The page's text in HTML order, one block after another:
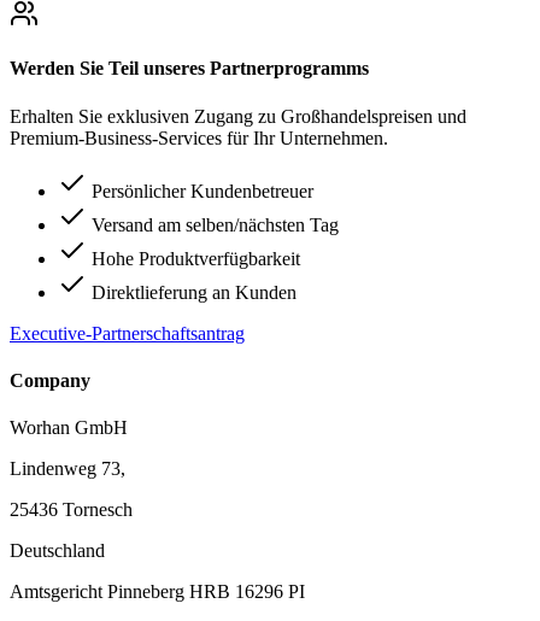
Werden Sie Teil unseres Partnerprogramms
Erhalten Sie exklusiven Zugang zu Großhandelspreisen und
Premium-Business-Services für Ihr Unternehmen.
Persönlicher Kundenbetreuer
Versand am selben/nächsten Tag
Hohe Produktverfügbarkeit
Direktlieferung an Kunden
Executive-Partnerschaftsantrag
Company
Worhan GmbH
Lindenweg 73,
25436 Tornesch
Deutschland
Amtsgericht Pinneberg HRB 16296 PI